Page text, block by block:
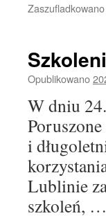
Opublikowano
W dniu
i
Lublinie
szkoleń, …